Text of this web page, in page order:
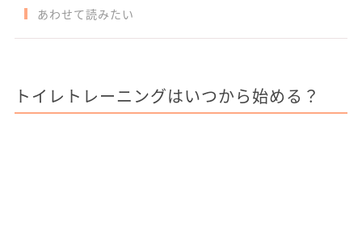
あわせて読みたい
トイレトレーニングはいつから始める？